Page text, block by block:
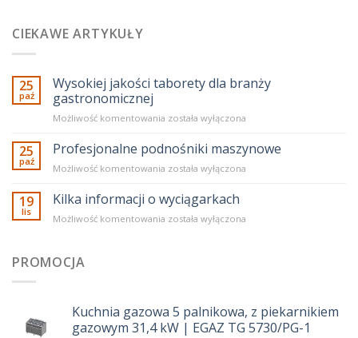
CIEKAWE ARTYKUŁY
25
paź
Wysokiej jakości taborety dla branży
gastronomicznej
Możliwość komentowania Wysokiej
taborety
dla
branży
została wyłączona
25
paź
Profesjonalne podnośniki maszynowe
Możliwość komentowania Profesjonalne
maszynowe
została wyłączona
19
lis
Kilka informacji o wyciągarkach
Możliwość komentowania Kilka
została wyłączona
PROMOCJA
Kuchnia gazowa 5 palnikowa, z piekarnikiem
gazowym 31,4 kW | EGAZ TG 5730/PG-1